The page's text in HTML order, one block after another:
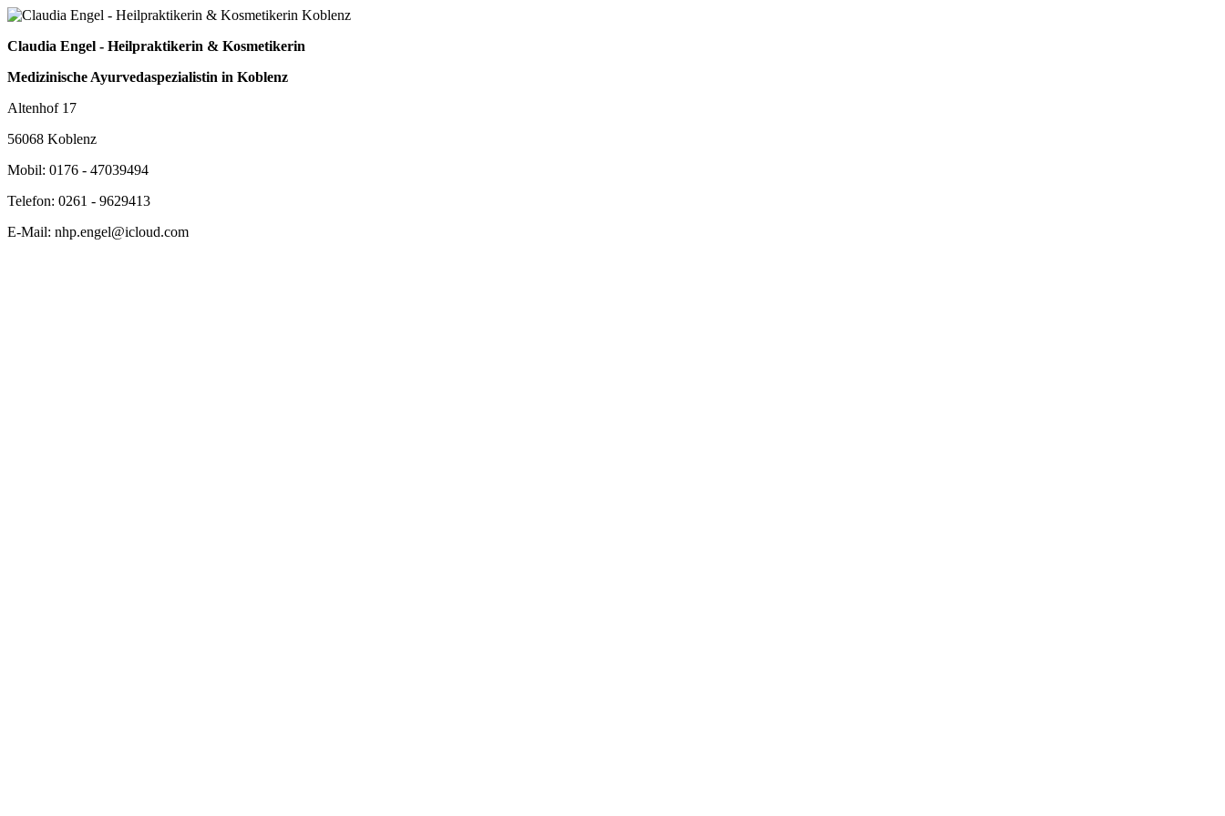
Claudia Engel - Heilpraktikerin & Kosmetikerin
Medizinische Ayurvedaspezialistin in Koblenz
Altenhof 17
56068 Koblenz
Mobil: 0176 - 47039494
Telefon: 0261 - 9629413
E-Mail: nhp.engel@icloud.com